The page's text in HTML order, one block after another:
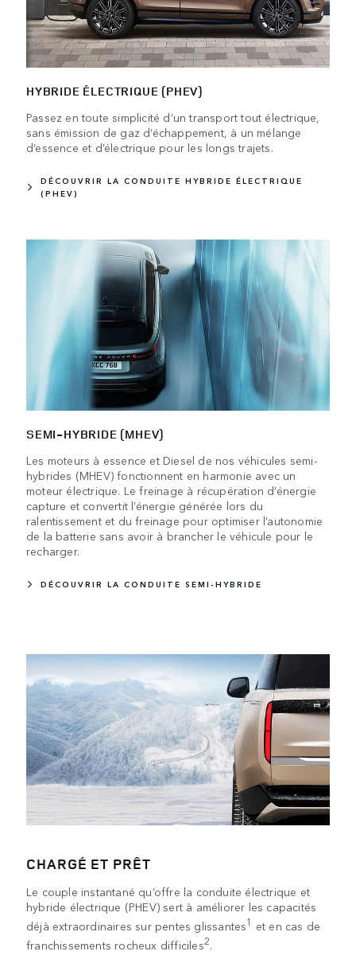
HYBRIDE ÉLECTRIQUE (PHEV)
Passez en toute simplicité d’un transport tout électrique,
sans émission de gaz d’échappement, à un mélange
d’essence et d’électrique pour les longs trajets.
DÉCOUVRIR LA CONDUITE HYBRIDE ÉLECTRIQUE
(PHEV)
SEMI-HYBRIDE (MHEV)
Les moteurs à essence et Diesel de nos véhicules semi-
hybrides (MHEV) fonctionnent en harmonie avec un
moteur électrique. Le freinage à récupération d’énergie
capture et convertit l’énergie générée lors du
ralentissement et du freinage pour optimiser l’autonomie
de la batterie sans avoir à brancher le véhicule pour le
recharger.
DÉCOUVRIR LA CONDUITE SEMI-HYBRIDE
CHARGÉ ET PRÊT
Le couple instantané qu’offre la conduite électrique et
hybride électrique (PHEV) sert à améliorer les capacités
déjà extraordinaires sur pentes glissantes1 et en cas de
franchissements rocheux difficiles2.